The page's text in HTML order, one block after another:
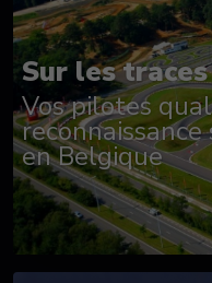
Sur les
Vos pilotes
en Belgique